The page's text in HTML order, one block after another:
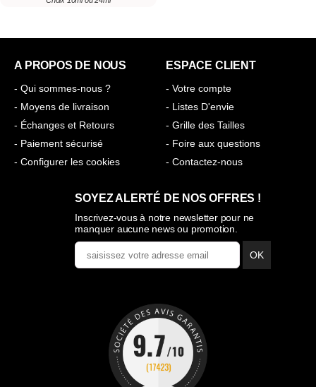
A PROPOS DE NOUS
- Qui sommes-nous ?
- Moyens de livraison
- Échanges et Retours
- Paiement sécurisé
- Configurer les cookies
ESPACE CLIENT
- Votre compte
- Listes D'envie
- Grille des Tailles
- Foire aux questions
- Contactez-nous
SOYEZ ALERTÉ DE NOS OFFRES !
Inscrivez-vous à notre newsletter pour ne
manquer aucune news ou promotion.
OK